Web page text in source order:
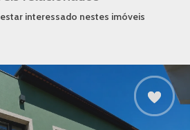
interessado nestes imóveis